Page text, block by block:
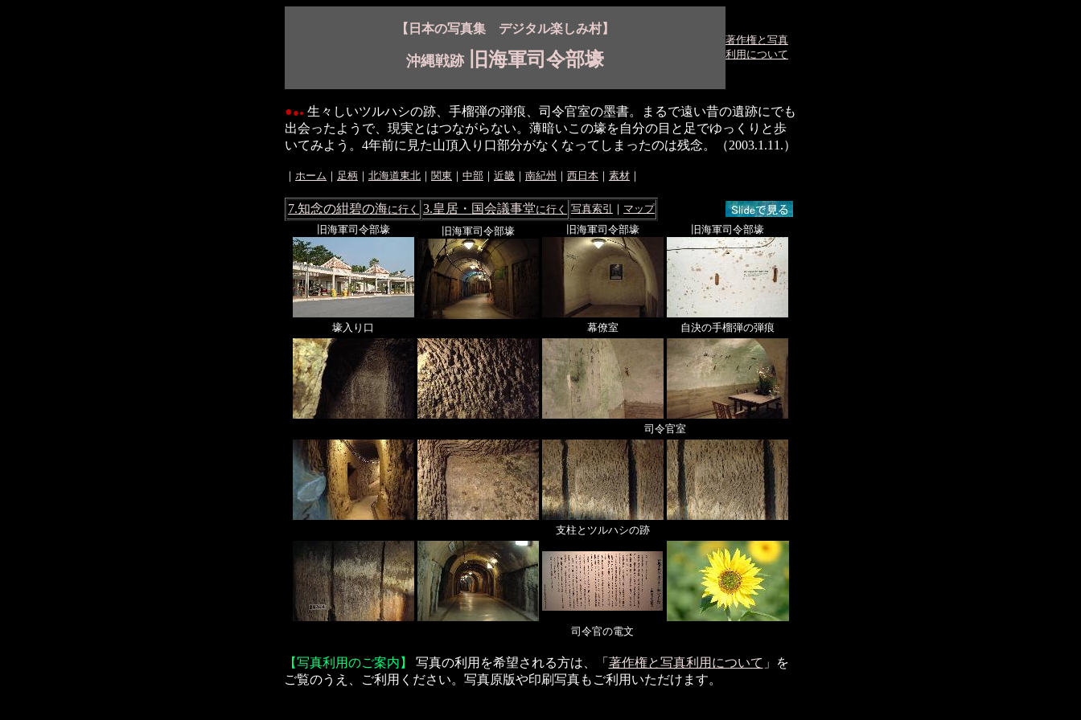
【日本の写真集 デジタル楽しみ村】
沖縄戦跡 旧海軍司令部壕
著作権と写真
利用について
●●● 生々しいツルハシの跡、手榴弾の弾痕、司令官室の墨書。まるで遠い昔の遺跡にでも
出会ったようで、現実とはつながらない。薄暗いこの壕を自分の目と足でゆっくりと歩
いてみよう。4年前に見た山頂入り口部分がなくなってしまったのは残念。（2003.1.11.）
｜ ホーム ｜ 足柄 ｜ 北海道東北 ｜ 関東 ｜ 中部 ｜ 近畿 ｜ 南紀州 ｜ 西日本 ｜ 素材 ｜
7.知念の紺碧の海に行く 3.皇居・国会議事堂に行く 写真索引 ｜ マップ
旧海軍司令部壕
壕入り口
旧海軍司令部壕 旧海軍司令部壕
幕僚室
旧海軍司令部壕
自決の手榴弾の弾痕
司令官室
支柱とツルハシの跡
司令官の電文
【写真利用のご案内】 写真の利用を希望される方は、「 著作権と写真利用について 」を
ご覧のうえ、ご利用ください。写真原版や印刷写真もご利用いただけます。